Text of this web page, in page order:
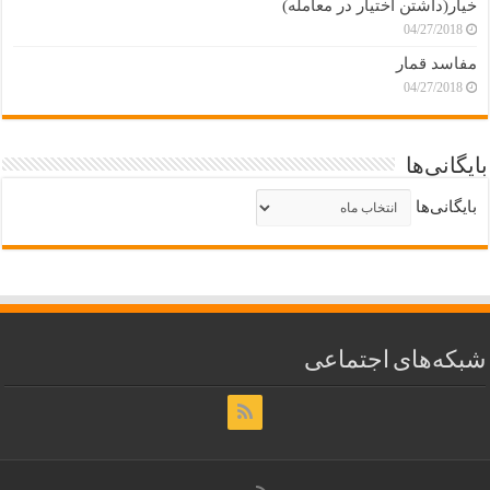
خیار(داشتن اختیار در معامله)
04/27/2018
مفاسد قمار
04/27/2018
بایگانی‌ها
بایگانی‌ها
شبکه‌های اجتماعی